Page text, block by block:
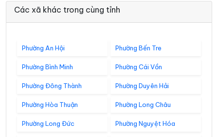
Các xã khác trong cùng tỉnh
Phường An Hội Phường Bến Tre
Phường Bình Minh Phường Cái Vồn
Phường Đông Thành Phường Duyên Hải
Phường Hòa Thuận Phường Long Châu
Phường Long Đức Phường Nguyệt Hóa